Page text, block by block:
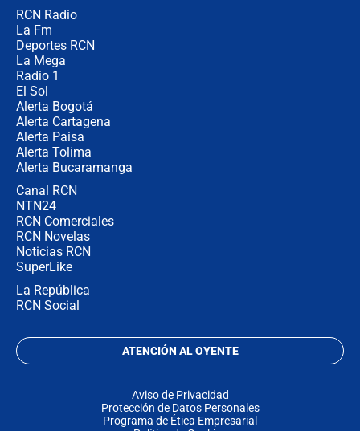
RCN Radio
La Fm
Deportes RCN
La Mega
Radio 1
El Sol
Alerta Bogotá
Alerta Cartagena
Alerta Paisa
Alerta Tolima
Alerta Bucaramanga
Canal RCN
NTN24
RCN Comerciales
RCN Novelas
Noticias RCN
SuperLike
La República
RCN Social
ATENCIÓN AL OYENTE
Aviso de Privacidad
Protección de Datos Personales
Programa de Ética Empresarial